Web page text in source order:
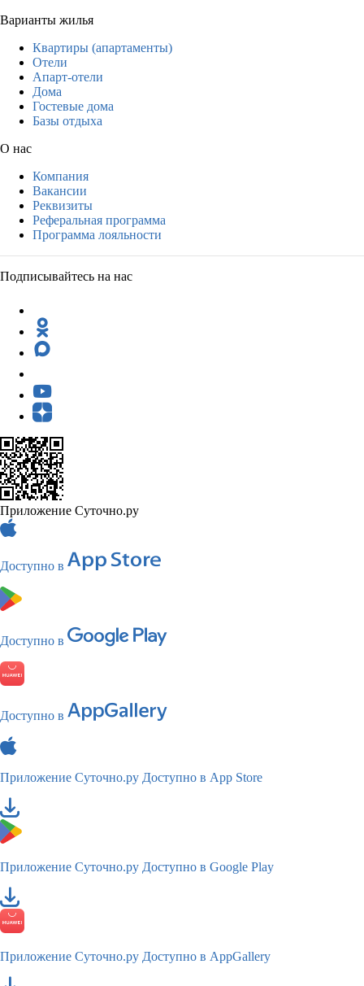
Варианты жилья
Квартиры (апартаменты)
Отели
Апарт-отели
Дома
Гостевые дома
Базы отдыха
О нас
Компания
Вакансии
Реквизиты
Реферальная программа
Программа лояльности
Подписывайтесь на нас
Приложение Суточно.ру
Доступно в
Доступно в
Доступно в
Приложение Суточно.ру Доступно в App Store
Приложение Суточно.ру Доступно в Google Play
Приложение Суточно.ру Доступно в AppGallery